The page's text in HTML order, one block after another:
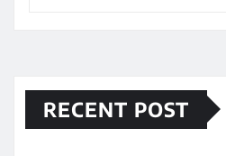
RECENT POST